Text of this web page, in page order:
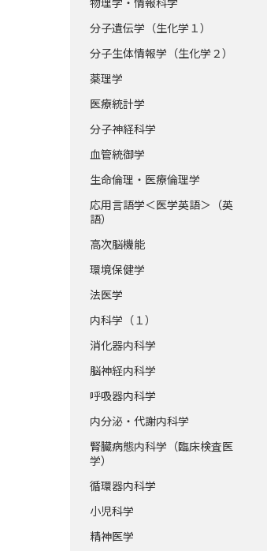
分子遺伝学（生化学１）
分子生体情報学（生化学２）
薬理学
医療統計学
分子神経科学
血管統御学
生命倫理・医療倫理学
応用言語学＜医学英語＞（英
語）
高次脳機能
環境保健学
法医学
内科学（１）
消化器内科学
脳神経内科学
呼吸器内科学
内分泌・代謝内科学
腎臓病態内科学（臨床検査医
学）
循環器内科学
小児科学
精神医学